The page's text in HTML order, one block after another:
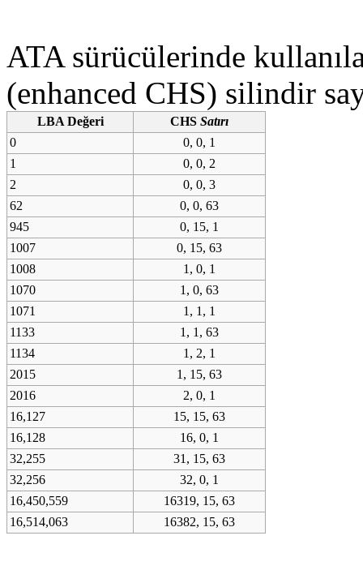
ATA sürücülerinde
(enhanced CHS) silindir
LBA Değeri CHS Satırı
0
0, 0, 1
1
0, 0, 2
2
0, 0, 3
62
0, 0, 63
945
0, 15, 1
1007
0, 15, 63
1008
1, 0, 1
1070
1, 0, 63
1071
1, 1, 1
1133
1, 1, 63
1134
1, 2, 1
2015
1, 15, 63
2016
2, 0, 1
16,127
15, 15, 63
16,128
16, 0, 1
32,255
31, 15, 63
32,256
32, 0, 1
16,450,559
16319, 15, 63
16,514,063
16382, 15, 63